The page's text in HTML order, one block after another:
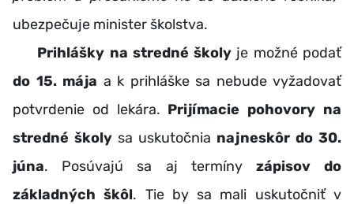
ubezpečuje minister školstva.
Prihlášky na stredné školy je možné podať
do 15. mája a k prihláške sa nebude vyžadovať
potvrdenie od lekára. Prijímacie pohovory na
stredné školy sa uskutočnia najneskôr do 30.
júna. Posúvajú sa aj termíny zápisov do
základných škôl. Tie by sa mali uskutočniť v